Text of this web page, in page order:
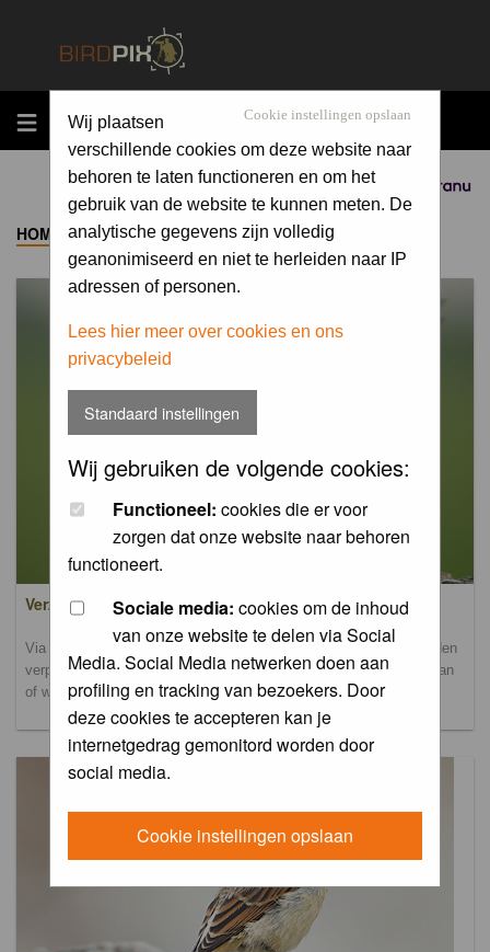
MENU
Sponsored by
Cookie instellingen opslaan
Wij plaatsen
verschillende cookies om deze website naar
behoren te laten functioneren en om het
gebruik van de website te kunnen meten. De
analytische gegevens zijn volledig
geanonimiseerd en niet te herleiden naar IP
adressen of personen.
Lees hier meer over cookies en ons
privacybeleid
Standaard instellingen
Wij gebruiken de volgende cookies:
Functioneel: cookies die er voor
zorgen dat onze website naar behoren
functioneert.
Sociale media: cookies om de inhoud
van onze website te delen via Social
Media. Social Media netwerken doen aan
profiling en tracking van bezoekers. Door
deze cookies te accepteren kan je
internetgedrag gemonitord worden door
social media.
Cookie instellingen opslaan
HOME ->ALBUM
Verzamel- en uploadalbum
Via dit album kun je foto's uploaden. Onderscheidende foto's worden
verplaatst naar de database-albums. Andere foto's blijven hier staan
of worden verplaatst naar het verbeteralbum.